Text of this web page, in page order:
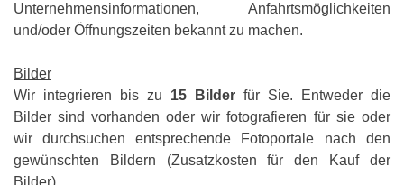
Unternehmensinformationen, Anfahrtsmöglichkeiten
und/oder Öffnungszeiten bekannt zu machen.
Bilder
Wir integrieren bis zu 15 Bilderfür Sie. Entweder die
Bilder sind vorhanden oder wir fotografieren für sie oder
wir durchsuchen entsprechende Fotoportale nach den
gewünschten Bildern (Zusatzkosten für den Kauf der
Bilder).